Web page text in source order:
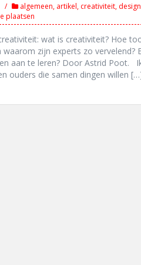
algemeen, artikel, creativiteit,
plaatsen
wat is creativiteit? Hoe
waarom zijn experts zo
aan te leren? Door Astrid Poot.
ouders die samen dingen willen